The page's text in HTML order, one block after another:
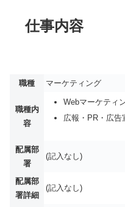
仕事内容
職種 マーケティング
職種内
容
Webマーケティ
広報・PR・広告
配属部
署
(記入なし)
配属部
署詳細
(記入なし)